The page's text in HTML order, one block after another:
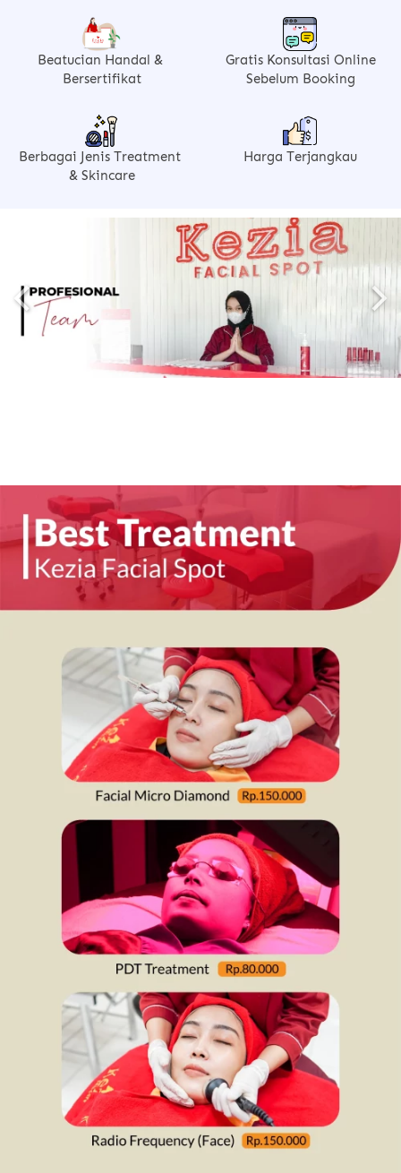
Beatucian Handal &
Bersertifikat
Gratis Konsultasi Online
Sebelum Booking
Berbagai Jenis Treatment
& Skincare
Harga Terjangkau